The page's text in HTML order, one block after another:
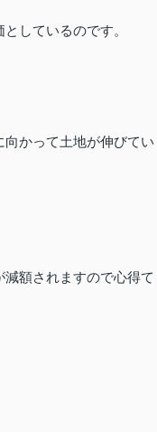
しているのです。
かって土地が伸びてい
額されますので心得て